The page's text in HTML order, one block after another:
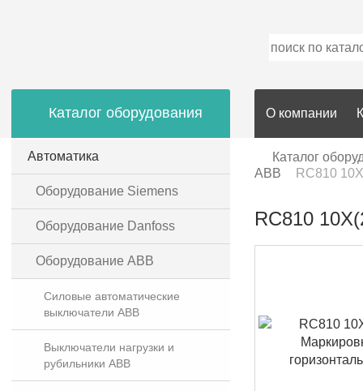
Каталог оборудования
Автоматика
Оборудование Siemens
Оборудование Danfoss
Оборудование ABB
Силовые автоматические
выключатели ABB
Выключатели нагрузки и
рубильники ABB
О компании
Каталог
ABB
RC810
RC810